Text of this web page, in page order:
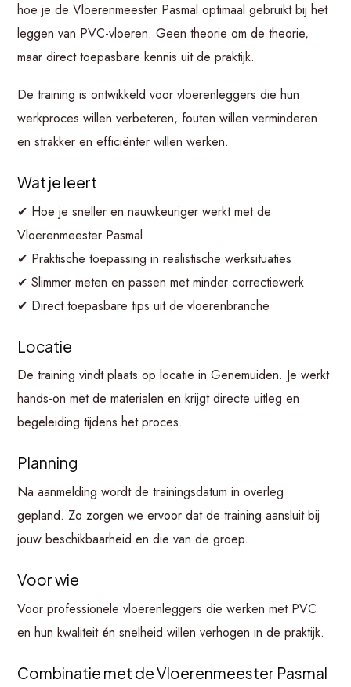
hoe je de Vloerenmeester Pasmal optimaal gebruikt bij het
leggen van PVC-vloeren. Geen theorie om de theorie,
maar direct toepasbare kennis uit de praktijk.
De training is ontwikkeld voor vloerenleggers die hun
werkproces willen verbeteren, fouten willen verminderen
en strakker en efficiënter willen werken.
Wat je leert
✔ Hoe je sneller en nauwkeuriger werkt met de
Vloerenmeester Pasmal
✔ Praktische toepassing in realistische werksituaties
✔ Slimmer meten en passen met minder correctiewerk
✔ Direct toepasbare tips uit de vloerenbranche
Locatie
De training vindt plaats op locatie in Genemuiden. Je werkt
hands-on met de materialen en krijgt directe uitleg en
begeleiding tijdens het proces.
Planning
Na aanmelding wordt de trainingsdatum in overleg
gepland. Zo zorgen we ervoor dat de training aansluit bij
jouw beschikbaarheid en die van de groep.
Voor wie
Voor professionele vloerenleggers die werken met PVC
en hun kwaliteit én snelheid willen verhogen in de praktijk.
Combinatie met de Vloerenmeester Pasmal